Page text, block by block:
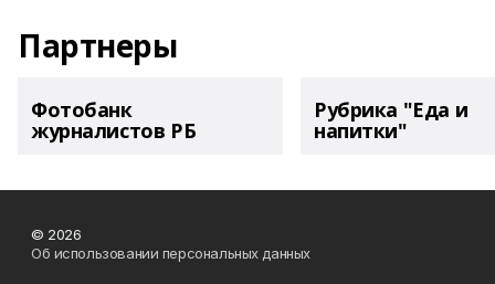
Партнеры
Фотобанк
журналистов РБ
Рубрика "Еда и
напитки"
© 2026
Об использовании персональных данных